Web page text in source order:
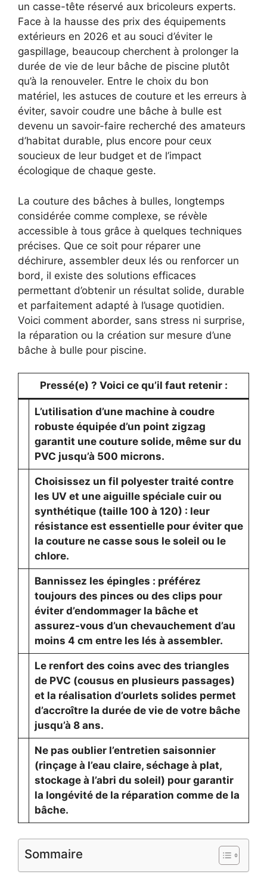
un casse-tête réservé aux bricoleurs experts.
Face à la hausse des prix des équipements
extérieurs en 2026 et au souci d’éviter le
gaspillage, beaucoup cherchent à prolonger la
durée de vie de leur bâche de piscine plutôt
qu’à la renouveler. Entre le choix du bon
matériel, les astuces de couture et les erreurs à
éviter, savoir coudre une bâche à bulle est
devenu un savoir-faire recherché des amateurs
d’habitat durable, plus encore pour ceux
soucieux de leur budget et de l’impact
écologique de chaque geste.
La couture des bâches à bulles, longtemps
considérée comme complexe, se révèle
accessible à tous grâce à quelques techniques
précises. Que ce soit pour réparer une
déchirure, assembler deux lés ou renforcer un
bord, il existe des solutions efficaces
permettant d’obtenir un résultat solide, durable
et parfaitement adapté à l’usage quotidien.
Voici comment aborder, sans stress ni surprise,
la réparation ou la création sur mesure d’une
bâche à bulle pour piscine.
Pressé(e) ? Voici ce qu’il faut retenir :
L’utilisation d’une machine à coudre
robuste équipée d’un point zigzag
garantit une couture solide, même sur du
PVC jusqu’à 500 microns.
Choisissez un fil polyester traité contre
les UV et une aiguille spéciale cuir ou
synthétique (taille 100 à 120) : leur
résistance est essentielle pour éviter que
la couture ne casse sous le soleil ou le
chlore.
Bannissez les épingles : préférez
toujours des pinces ou des clips pour
éviter d’endommager la bâche et
assurez-vous d’un chevauchement d’au
moins 4 cm entre les lés à assembler.
Le renfort des coins avec des triangles
de PVC (cousus en plusieurs passages)
et la réalisation d’ourlets solides permet
d’accroître la durée de vie de votre bâche
jusqu’à 8 ans.
Ne pas oublier l’entretien saisonnier
(rinçage à l’eau claire, séchage à plat,
stockage à l’abri du soleil) pour garantir
la longévité de la réparation comme de la
bâche.
Sommaire